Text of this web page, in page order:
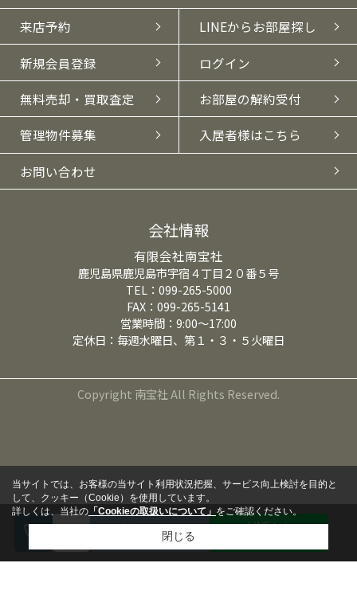
来店予約 LINEからお部屋探し
新規会員登録 ログイン
無料売却・買取査定 お部屋の解約受付
管理物件募集 入居者様はこちら
お問い合わせ
会社情報
有限会社南宝社
鹿児島県鹿児島市宇宿４丁目２０番５号
TEL：099-265-5000
FAX：099-265-5141
営業時間：9:00～17:00
定休日：毎週水曜日、第１・３・５火曜日
Copyright 南宝社 All Rights Reserved.
来店予約
LINEから
当サイトでは、お客様の当サイト利用状況把握、サービス向上検討を目的と
して、クッキー（Cookie）を使用しています。
詳しくは、当社の 「Cookieの取扱いについて」をご確認ください。
閉じる